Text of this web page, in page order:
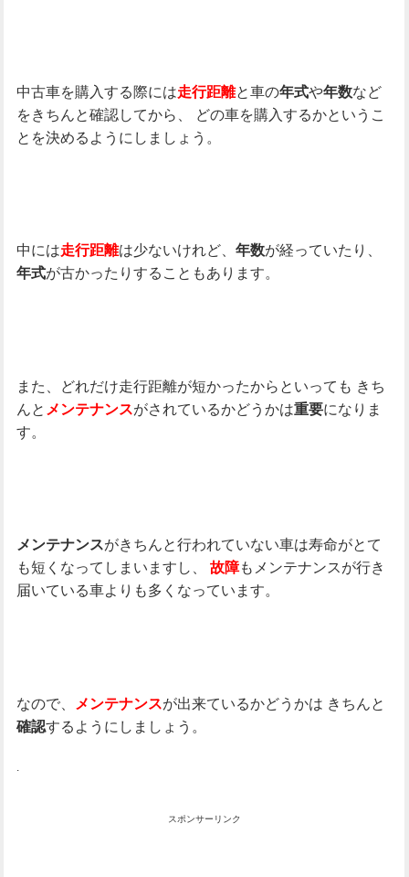
中古車を購入する際には走行距離と車の年式や年数など
をきちんと確認してから、
どの車を購入するかというこ
とを決めるようにしましょう。
中には走行距離は少ないけれど、 年数が経っていたり、
年式が古かったりすることもあります。
また、どれだけ走行距離が短かったからといっても きち
んと メンテナンスがされているかどうかは重要になりま
す。
メンテナンスがきちんと行われていない車は寿命がとて
も短くなってしまいますし、
故障もメンテナンスが行き
届いている車よりも多くなっています。
なので、 メンテナンスが出来ているかどうかは きちんと
確認するようにしましょう。
.
スポンサーリンク